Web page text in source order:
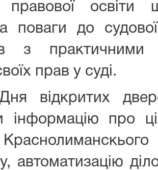
правової освіти
поваги до
з практичними
прав у суді.
відкритих
інформацію про
автоматизацію